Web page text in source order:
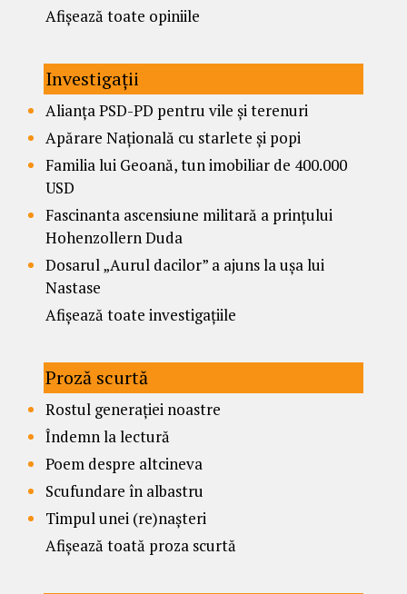
Afișează toate opiniile
Investigații
Alianța PSD-PD pentru vile și terenuri
Apărare Națională cu starlete și popi
Familia lui Geoană, tun imobiliar de 400.000
USD
Fascinanta ascensiune militară a prințului
Hohenzollern Duda
Dosarul „Aurul dacilor” a ajuns la ușa lui
Nastase
Afișează toate investigațiile
Proză scurtă
Rostul generației noastre
Îndemn la lectură
Poem despre altcineva
Scufundare în albastru
Timpul unei (re)nașteri
Afișează toată proza scurtă